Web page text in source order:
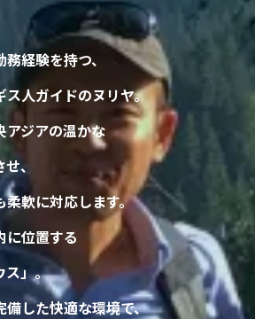
経験を持つ、
ス人ガイドのヌリヤ。
アジアの温かな
、
柔軟に対応します。
に位置する
ス」。
備した快適な環境で、